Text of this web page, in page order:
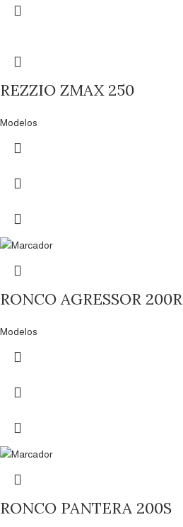
REZZIO ZMAX 250
Modelos
RONCO AGRESSOR 200R
Modelos
RONCO PANTERA 200S